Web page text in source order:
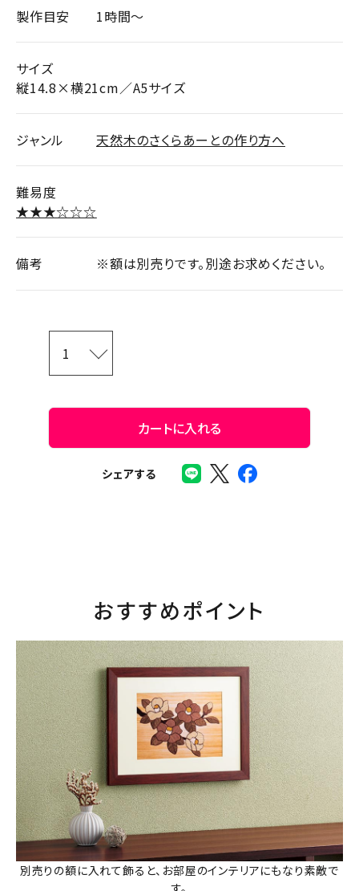
製作目安 1時間～
サイズ
縦14.8×横21cm／A5サイズ
ジャンル 天然木のさくらあーとの作り方へ
難易度
★★★☆☆☆
備考 ※額は別売りです。別途お求めください。
カートに入れる
シェアする
おすすめポイント
別売りの額に入れて飾ると、お部屋のインテリアにもなり素敵で
す。